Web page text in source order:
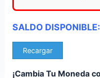
SALDO DISPONIBLE:
Recargar
¡Cambia Tu Moneda